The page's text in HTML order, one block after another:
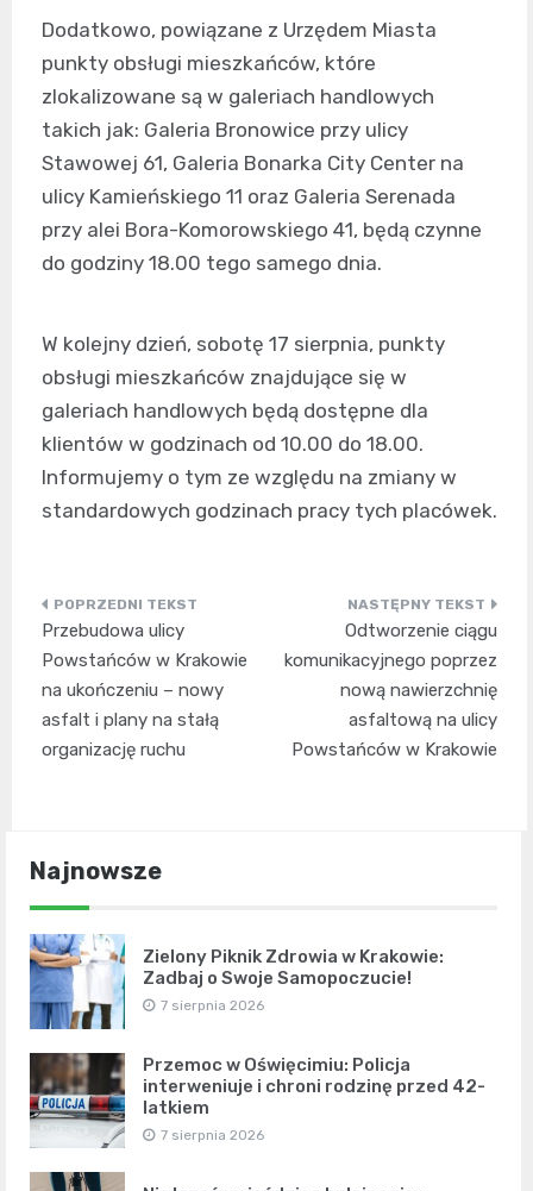
Dodatkowo, powiązane z Urzędem Miasta
punkty obsługi mieszkańców, które
zlokalizowane są w galeriach handlowych
takich jak: Galeria Bronowice przy ulicy
Stawowej 61, Galeria Bonarka City Center na
ulicy Kamieńskiego 11 oraz Galeria Serenada
przy alei Bora-Komorowskiego 41, będą czynne
do godziny 18.00 tego samego dnia.
W kolejny dzień, sobotę 17 sierpnia, punkty
obsługi mieszkańców znajdujące się w
galeriach handlowych będą dostępne dla
klientów w godzinach od 10.00 do 18.00.
Informujemy o tym ze względu na zmiany w
standardowych godzinach pracy tych placówek.
Nawigacja
wpisu
Przebudowa ulicy
Powstańców w Krakowie
na ukończeniu – nowy
asfalt i plany na stałą
organizację ruchu
Odtworzenie ciągu
komunikacyjnego poprzez
nową nawierzchnię
asfaltową na ulicy
Powstańców w Krakowie
Najnowsze
Zielony Piknik Zdrowia w Krakowie:
Zadbaj o Swoje Samopoczucie!
7 sierpnia 2026
Przemoc w Oświęcimiu: Policja
interweniuje i chroni rodzinę przed 42-
latkiem
7 sierpnia 2026